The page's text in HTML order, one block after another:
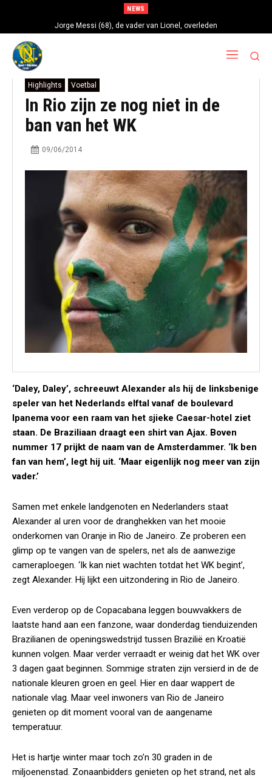
NEWS
Jorge Messi (68), de vader van Lionel, overleden
Highlights Voetbal
In Rio zijn ze nog niet in de
ban van het WK
09/06/2014
‘Daley, Daley’, schreeuwt Alexander als hij de linksbenige
speler van het Nederlands elftal vanaf de boulevard
Ipanema voor een raam van het sjieke Caesar-hotel ziet
staan. De Braziliaan draagt een shirt van Ajax. Boven
nummer 17 prijkt de naam van de Amsterdammer. ‘Ik ben
fan van hem’, legt hij uit. ‘Maar eigenlijk nog meer van zijn
vader.’
Samen met enkele landgenoten en Nederlanders staat
Alexander al uren voor de dranghekken van het mooie
onderkomen van Oranje in Rio de Janeiro. Ze proberen een
glimp op te vangen van de spelers, net als de aanwezige
cameraploegen. ‘Ik kan niet wachten totdat het WK begint’,
zegt Alexander. Hij lijkt een uitzondering in Rio de Janeiro.
Even verderop op de Copacabana leggen bouwvakkers de
laatste hand aan een fanzone, waar donderdag tienduizenden
Brazilianen de openingswedstrijd tussen Brazilië en Kroatië
kunnen volgen. Maar verder verraadt er weinig dat het WK over
3 dagen gaat beginnen. Sommige straten zijn versierd in de de
nationale kleuren groen en geel. Hier en daar wappert de
nationale vlag. Maar veel inwoners van Rio de Janeiro
genieten op dit moment vooral van de aangename
temperatuur.
Het is hartje winter maar toch zo’n 30 graden in de
miljoenenstad. Zonaanbidders genieten op het strand, net als